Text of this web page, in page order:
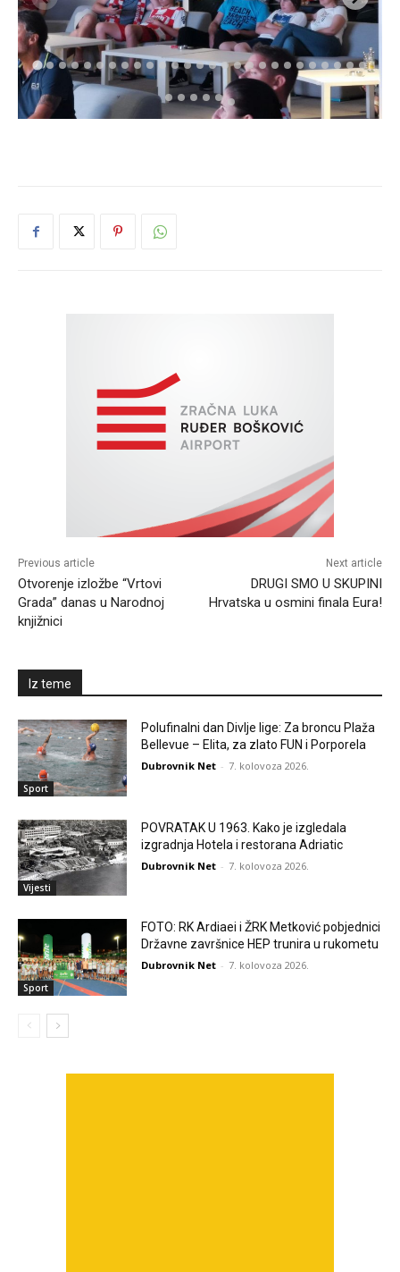
Previous article
Otvorenje izložbe “Vrtovi
Grada” danas u Narodnoj
knjižnici
Next article
DRUGI SMO U SKUPINI
Hrvatska u osmini finala Eura!
Iz teme
Sport
Polufinalni dan Divlje lige: Za broncu Plaža
Bellevue – Elita, za zlato FUN i Porporela
Dubrovnik Net - 7. kolovoza 2026.
Vijesti
POVRATAK U 1963. Kako je izgledala
izgradnja Hotela i restorana Adriatic
Dubrovnik Net - 7. kolovoza 2026.
Sport
FOTO: RK Ardiaei i ŽRK Metković pobjednici
Državne završnice HEP trunira u rukometu
Dubrovnik Net - 7. kolovoza 2026.